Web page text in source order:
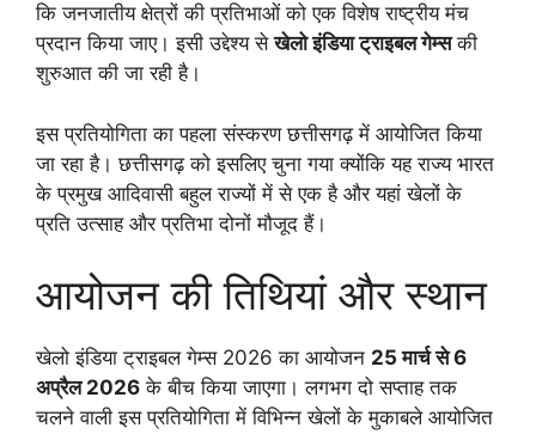
कि जनजातीय क्षेत्रों की प्रतिभाओं को एक विशेष राष्ट्रीय मंच
प्रदान किया जाए। इसी उद्देश्य सेखेलो इंडिया ट्राइबल गेम्सकी
शुरुआत की जा रही है।
इस प्रतियोगिता का पहला संस्करण छत्तीसगढ़ में आयोजित किया
जा रहा है। छत्तीसगढ़ को इसलिए चुना गया क्योंकि यह राज्य भारत
के प्रमुख आदिवासी बहुल राज्यों में से एक है और यहां खेलों के
प्रति उत्साह और प्रतिभा दोनों मौजूद हैं।
आयोजन की तिथियां और स्थान
खेलो इंडिया ट्राइबल गेम्स 2026 का आयोजन 25 मार्च से 6
अप्रैल 2026 के बीच किया जाएगा। लगभग दो सप्ताह तक
चलने वाली इस प्रतियोगिता में विभिन्न खेलों के मुकाबले आयोजित